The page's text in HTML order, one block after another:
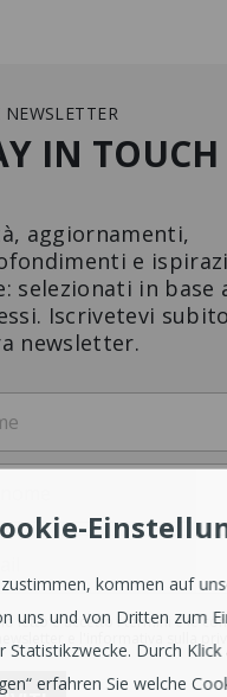
kommen auf
uns und von Dritten zum
Statistikzwecke. Durch Klick
erfahren Sie welche
NEWSLETTER
IN TOUCH
aggiornamenti,
e
selezionati in base
Iscrivetevi
newsletter.
letto e accetto i termini e le